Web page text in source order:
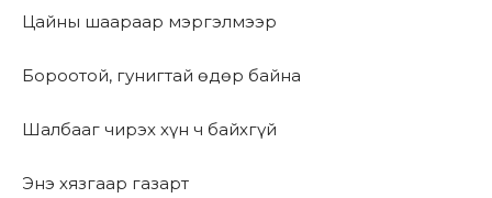
Цайны шаараар мэргэлмээр
Бороотой, гунигтай өдөр байна
Шалбааг чирэх хүн ч байхгүй
Энэ хязгаар газарт